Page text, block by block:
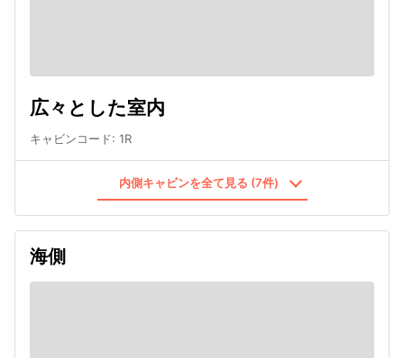
広々とした室内
キャビンコード: 1R
内側キャビンを全て見る (7件)
海側